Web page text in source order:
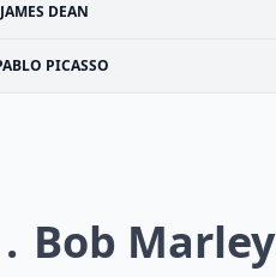
JAMES DEAN
PICASSO
Bob Marley